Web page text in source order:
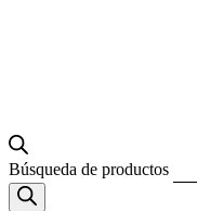
Búsqueda de productos